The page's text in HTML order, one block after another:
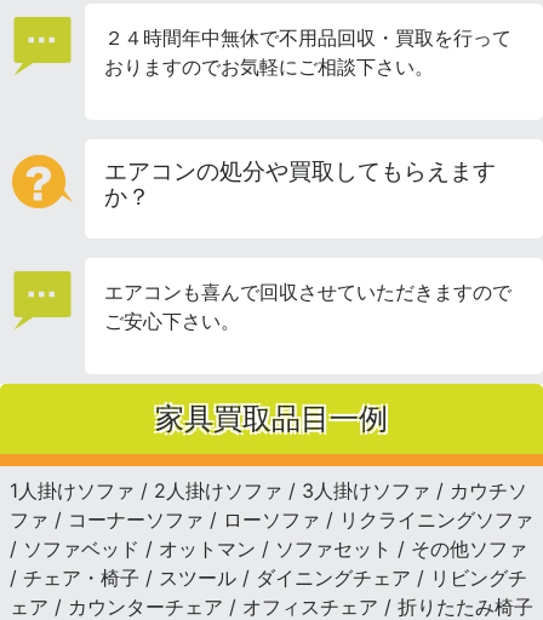
２４時間年中無休で不用品回収・買取を行って
おりますのでお気軽にご相談下さい。
エアコンの処分や買取してもらえます
か？
エアコンも喜んで回収させていただきますので
ご安心下さい。
家具買取品目一例
1人掛けソファ / 2人掛けソファ / 3人掛けソファ / カウチソ
ファ / コーナーソファ / ローソファ / リクライニングソファ
/ ソファベッド / オットマン / ソファセット / その他ソファ
/ チェア・椅子 / スツール / ダイニングチェア / リビングチ
ェア / カウンターチェア / オフィスチェア / 折りたたみ椅子